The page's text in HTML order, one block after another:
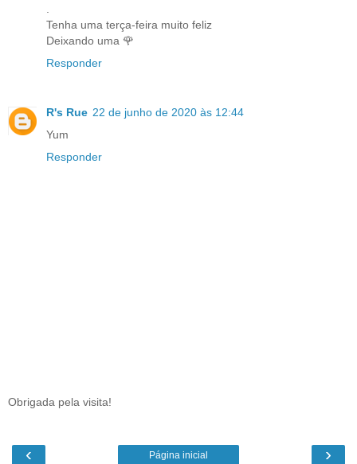
Tenha uma terça-feira muito feliz
Deixando uma 🌹
Responder
R's Rue 22 de junho de 2020 às 12:44
Yum
Responder
Obrigada pela visita!
‹ ›
Página inicial